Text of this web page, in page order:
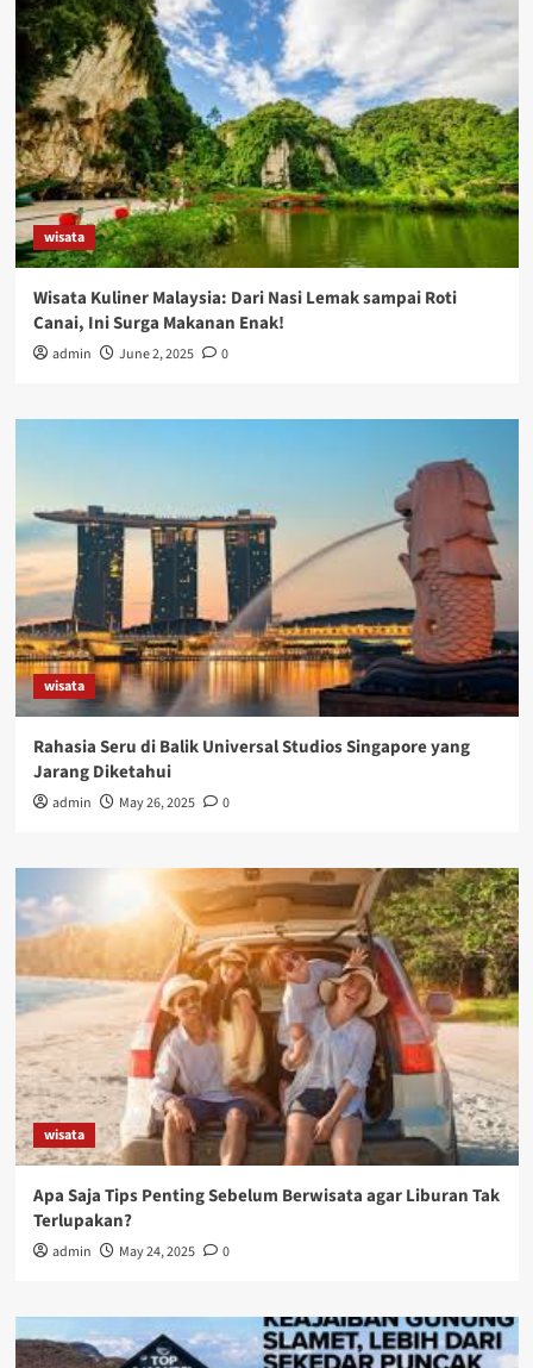
wisata
Wisata Kuliner Malaysia: Dari Nasi Lemak sampai Roti
Canai, Ini Surga Makanan Enak!
admin June 2, 2025 0
wisata
Rahasia Seru di Balik Universal Studios Singapore yang
Jarang Diketahui
admin May 26, 2025 0
wisata
Apa Saja Tips Penting Sebelum Berwisata agar Liburan Tak
Terlupakan?
admin May 24, 2025 0